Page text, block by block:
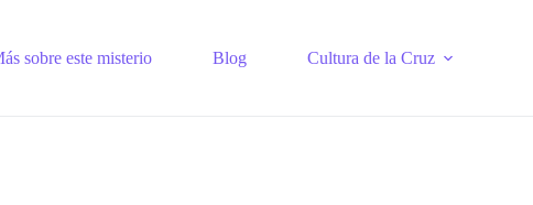
sobre este misterio Blog Cultura de la Cruz